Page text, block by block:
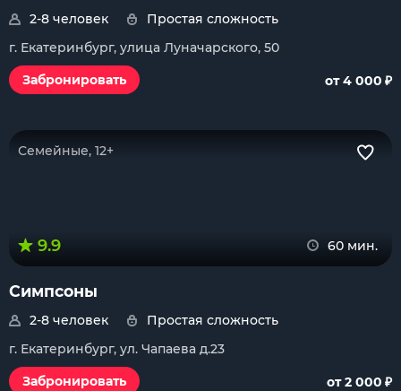
2-8 человек
Простая сложность
г. Екатеринбург, улица Луначарского, 50
Забронировать
от 4 000 ₽
Семейные, 12+
9.9 60 мин.
Симпсоны
2-8 человек
Простая сложность
г. Екатеринбург, ул. Чапаева д.23
Забронировать
от 2 000 ₽